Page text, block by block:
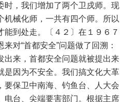
时，我们增加了两个卫戍师。现
机械化师，一共有四个师。所以
能到处走。〔４２〕在１９６７
对“首都安全”问题做了回溯：
出来，首都安全问题就被提出来
是因为不安全。我们搞文化大革
要保卫中南海、钓鱼台、人大会
电台、尖端要害部门。根据主席